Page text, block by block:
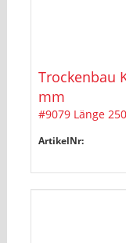
Trockenbau
mm
#9079 Länge
ArtikelNr: